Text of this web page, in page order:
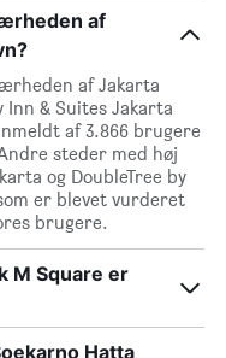
af
af Jakarta
& Suites Jakarta
af 3.866 brugere
steder med høj
og DoubleTree by
er blevet vurderet
brugere.
M Square er
Hatta